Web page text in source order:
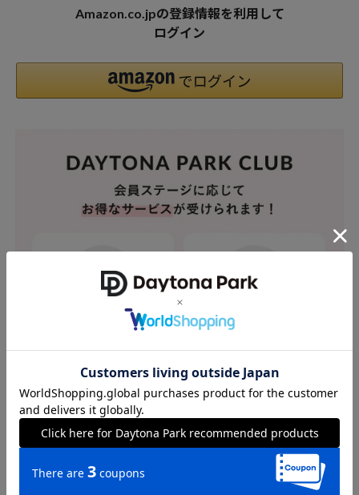
Amazon.co.jpの登録情報を利用して
ログイン